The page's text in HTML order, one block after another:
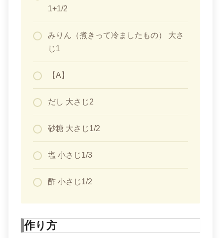
1+1/2
みりん（煮きって冷ましたもの） 大さ
じ1
【A】
だし 大さじ2
砂糖 大さじ1/2
塩 小さじ1/3
酢 小さじ1/2
作り方